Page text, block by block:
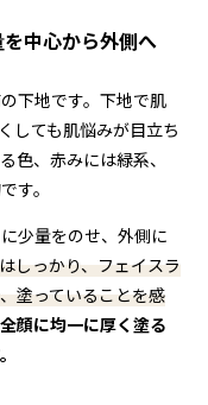
中心から外側へ
下地です。下地で肌
しても肌悩みが目立ち
色、赤みには緑系、
す。
少量をのせ、外側に
しっかり、フェイスラ
塗っていることを感
全顔に均一に厚く塗る